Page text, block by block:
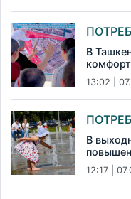
В
13:02 |
В
12:17 |